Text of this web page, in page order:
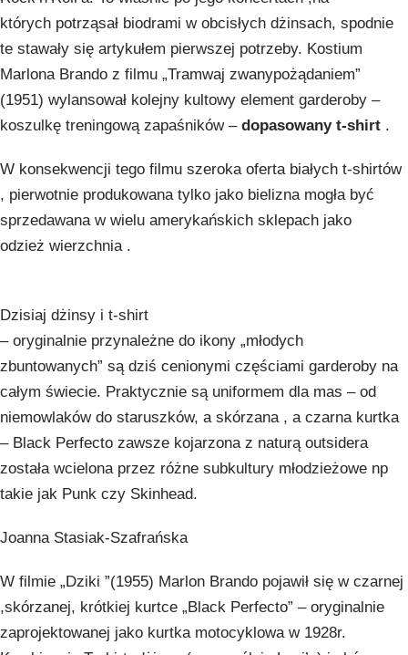
których potrząsał biodrami w obcisłych dżinsach, spodnie
te stawały się artykułem pierwszej potrzeby. Kostium
Marlona Brando z filmu „Tramwaj zwanypożądaniem”
(1951) wylansował kolejny kultowy element garderoby –
koszulkę treningową zapaśników – dopasowany t-shirt .
W konsekwencji tego filmu szeroka oferta białych t-shirtów
, pierwotnie produkowana tylko jako bielizna mogła być
sprzedawana w wielu amerykańskich sklepach jako
odzież wierzchnia .
Dzisiaj dżinsy i t-shirt
– oryginalnie przynależne do ikony „młodych
zbuntowanych” są dziś cenionymi częściami garderoby na
całym świecie. Praktycznie są uniformem dla mas – od
niemowlaków do staruszków, a skórzana , a czarna kurtka
– Black Perfecto zawsze kojarzona z naturą outsidera
została wcielona przez różne subkultury młodzieżowe np
takie jak Punk czy Skinhead.
Joanna Stasiak-Szafrańska
W filmie „Dziki ”(1955) Marlon Brando pojawił się w czarnej
,skórzanej, krótkiej kurtce „Black Perfecto” – oryginalnie
zaprojektowanej jako kurtka motocyklowa w 1928r.